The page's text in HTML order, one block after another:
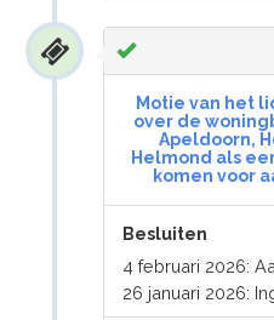
Motie van het
over de
Apeldoorn,
Helmond als
komen voor
Besluiten
4 februari 2026:
26 januari 2026: